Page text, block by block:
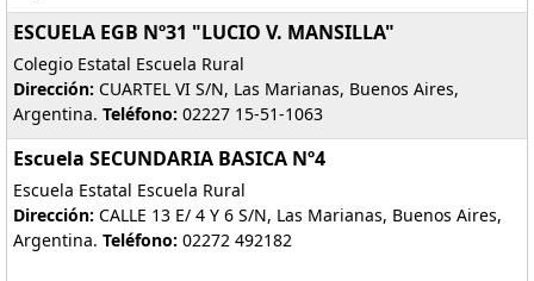
ESCUELA EGB Nº31 "LUCIO V. MANSILLA"
Colegio Estatal Escuela Rural
Dirección: CUARTEL VI S/N, Las Marianas, Buenos Aires,
Argentina. Teléfono: 02227 15-51-1063
Escuela SECUNDARIA BASICA Nº4
Escuela Estatal Escuela Rural
Dirección: CALLE 13 E/ 4 Y 6 S/N, Las Marianas, Buenos Aires,
Argentina. Teléfono: 02272 492182